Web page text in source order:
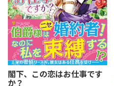
閣下、この恋はお仕事です
か？